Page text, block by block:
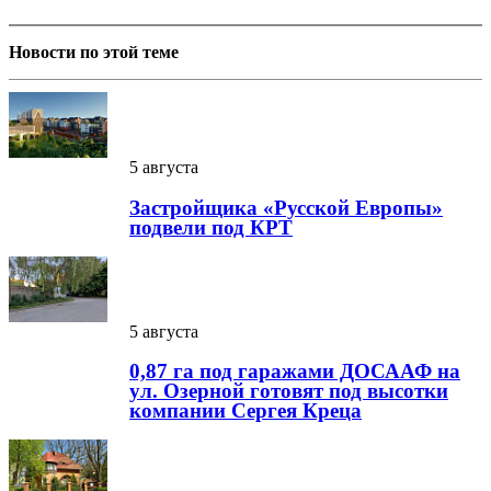
Новости по этой теме
5 августа
Застройщика «Русской Европы»
подвели под КРТ
5 августа
0,87 га под гаражами ДОСААФ на
ул. Озерной готовят под высотки
компании Сергея Креца